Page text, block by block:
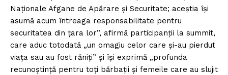
Naţionale Afgane de Apărare şi Securitate; aceştia îşi
asumă acum întreaga responsabilitate pentru
securitatea din ţara lor”, afirmă participanţii la summit,
care aduc totodată „un omagiu celor care şi-au pierdut
viaţa sau au fost răniţi” şi îşi exprimă „profunda
recunoştinţă pentru toţi bărbaţii şi femeile care au slujit